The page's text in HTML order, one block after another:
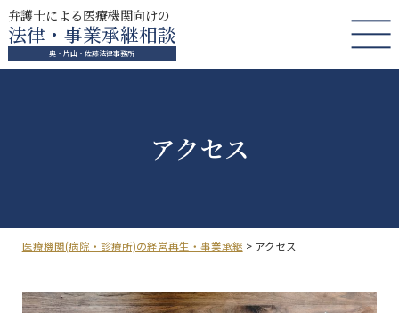
弁護士による医療機関向けの
法律・事業承継相談
奥・片山・佐藤法律事務所
アクセス
医療機関(病院・診療所)の経営再生・事業承継> アクセス